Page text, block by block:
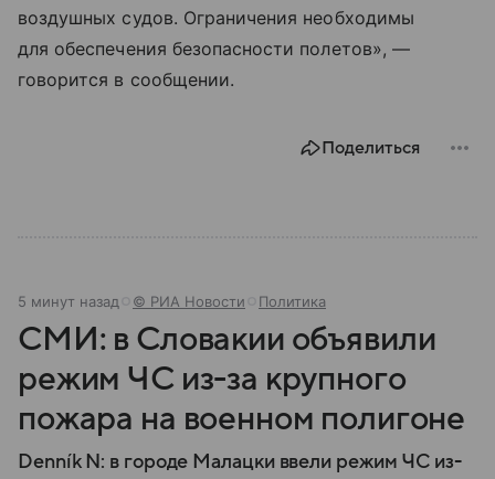
воздушных судов. Ограничения необходимы
для обеспечения безопасности полетов», —
говорится в сообщении.
Поделиться
5 минут назад © РИА Новости Политика
СМИ: в Словакии объявили
режим ЧС из-за крупного
пожара на военном полигоне
Denník N: в городе Малацки ввели режим ЧС из-